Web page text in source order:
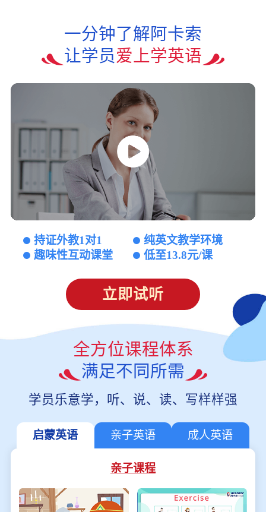
一分钟了解阿卡索
让学员爱上学英语
持证外教1对1
纯英文教学环境
趣味性互动课堂
低至13.8元/课
立即试听
全方位课程体系
满足不同所需
学员乐意学，听、说、读、写样样强
启蒙英语 亲子英语 成人英语
亲子课程